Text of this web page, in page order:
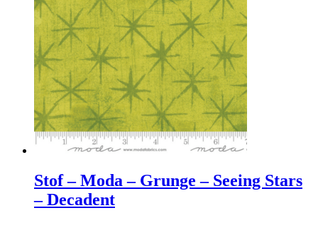
Stof – Moda – Grunge – Seeing Stars
– Decadent